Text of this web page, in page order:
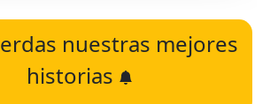
nuestras mejores
historias